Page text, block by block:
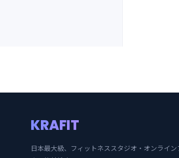
KRAFIT
日本最大級、フィットネススタジオ・オンライン